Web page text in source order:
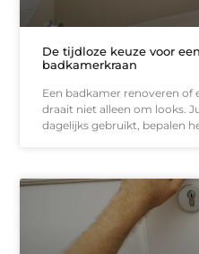
De tijdloze keuze voor
badkamerkraan
Een badkamer renoveren
draait niet alleen om looks.
dagelijks gebruikt, bepalen